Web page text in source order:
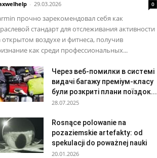
- 29.03.2026 0
прочно зарекомендовал себя как
стандарт для отслеживания активности
открытом воздухе и фитнеса, получив
как среди профессиональных...
Через веб-помилки в системі
видачі багажу преміум-класу
були розкриті плани поїздок...
28.07.2025
Rosnące polowanie na
pozaziemskie artefakty: od
spekulacji do poważnej nauki
20.01.2026